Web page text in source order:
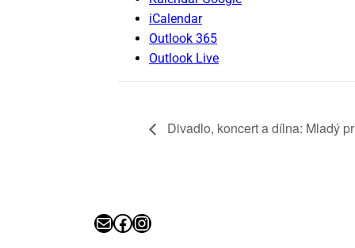
iCalendar
Outlook 365
Outlook Live
Di­va­dlo, kon­cert a díl­na: Mla­dý
E-mailFacebook
Instagram